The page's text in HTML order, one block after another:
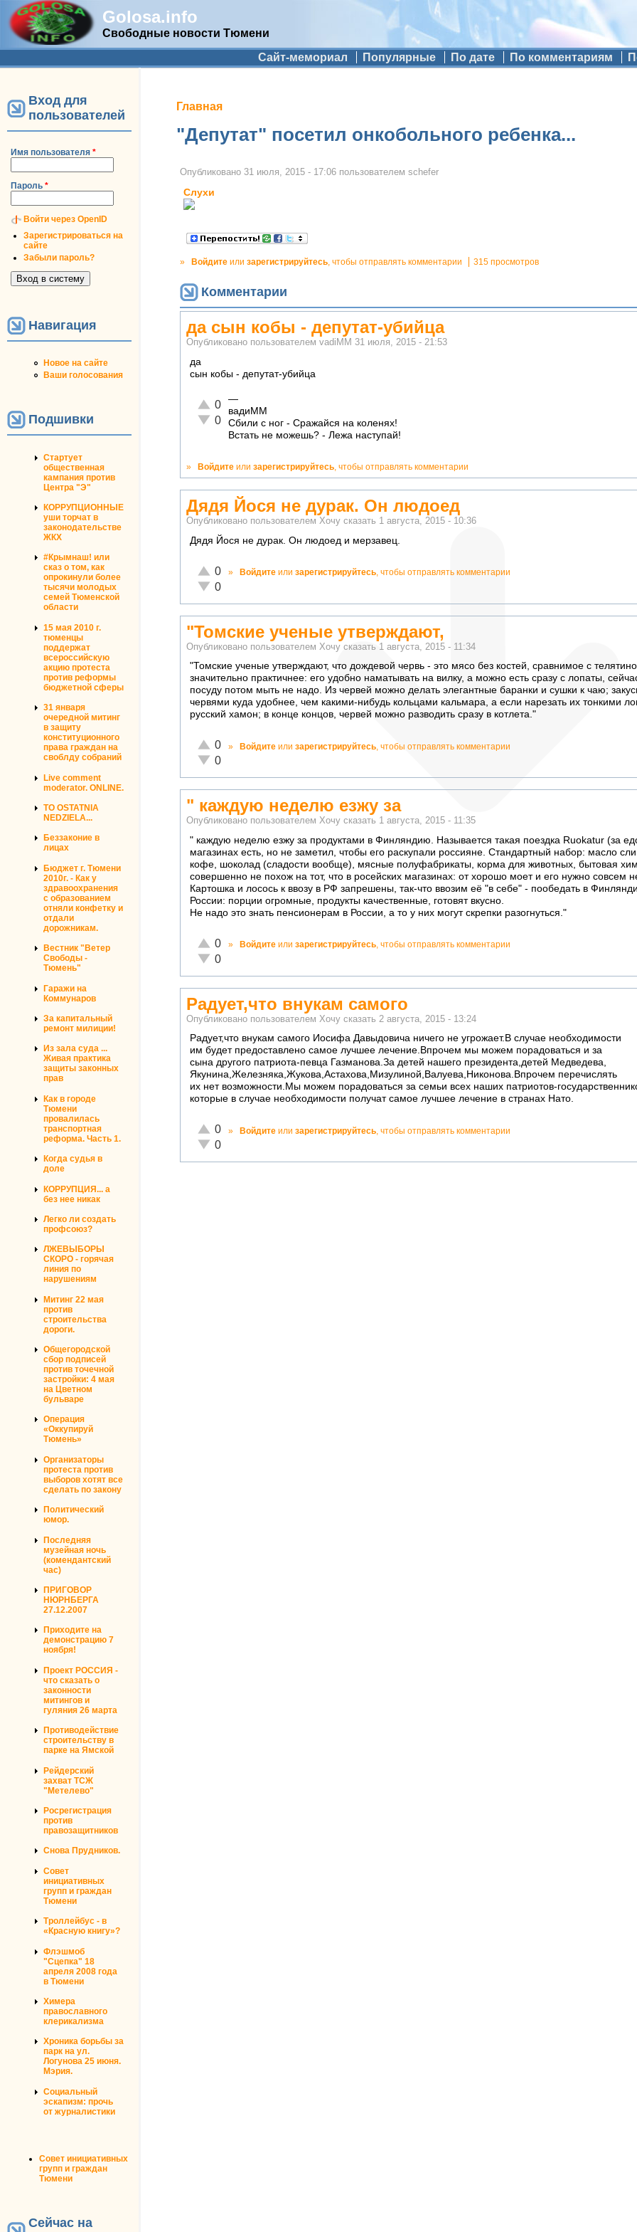
Golosa.info
Свободные новости Тюмени
Дополнительное меню Сайт-мемориал Популярные По дате По комментариям
Вход для
пользователей
Имя пользователя *
Пароль *
Войти через OpenID
Зарегистрироваться на
сайте
Забыли пароль?
Навигация
Новое на сайте
Ваши голосования
Подшивки
Стартует
общественная
кампания против
Центра "Э"
КОРРУПЦИОННЫЕ
уши торчат в
законодательстве
ЖКХ
#Крымнаш! или
сказ о том, как
опрокинули более
тысячи молодых
семей Тюменской
области
15 мая 2010 г.
тюменцы
поддержат
всероссийскую
акцию протеста
против реформы
бюджетной сферы
31 января
очередной митинг
в защиту
конституционного
права граждан на
своблду собраний
Live comment
moderator. ONLINE.
TO OSTATNIA
NEDZIELA...
Беззаконие в
лицах
Бюджет г. Тюмени
2010г. - Как у
здравоохранения
с образованием
отняли конфетку и
отдали
дорожникам.
Вестник "Ветер
Свободы -
Тюмень"
Гаражи на
Коммунаров
За капитальный
ремонт милиции!
Из зала суда ...
Живая практика
защиты законных
прав
Как в городе
Тюмени
провалилась
транспортная
реформа. Часть 1.
Когда судья в
доле
КОРРУПЦИЯ... а
без нее никак
Легко ли создать
профсоюз?
ЛЖЕВЫБОРЫ
СКОРО - горячая
линия по
нарушениям
Митинг 22 мая
против
строительства
дороги.
Общегородской
сбор подписей
против точечной
застройки: 4 мая
на Цветном
бульваре
Операция
«Оккупируй
Тюмень»
Организаторы
протеста против
выборов хотят все
сделать по закону
Политический
юмор.
Последняя
музейная ночь
(комендантский
час)
ПРИГОВОР
НЮРНБЕРГА
27.12.2007
Приходите на
демонстрацию 7
ноября!
Проект РОССИЯ -
что сказать о
законности
митингов и
гуляния 26 марта
Противодействие
строительству в
парке на Ямской
Рейдерский
захват ТСЖ
"Метелево"
Росрегистрация
против
правозащитников
Снова Прудников.
Совет
инициативных
групп и граждан
Тюмени
Троллейбус - в
«Красную книгу»?
Флэшмоб
"Сцепка" 18
апреля 2008 года
в Тюмени
Химера
православного
клерикализма
Хроника борьбы за
парк на ул.
Логунова 25 июня.
Мэрия.
Социальный
эскапизм: прочь
от журналистики
Совет инициативных
групп и граждан
Тюмени
Сейчас на
Вы здесь
Главная
"Депутат" посетил онкобольного ребенка...
Опубликовано 31 июля, 2015 - 17:06 пользователем schefer
Слухи
» Войдите или зарегистрируйтесь , чтобы отправлять комментарии 315 просмотров
Комментарии
да сын кобы - депутат-убийца
Опубликовано пользователем vadiMM 31 июля, 2015 - 21:53
да
сын кобы - депутат-убийца
Отлично!
0
Неадекватно!
0
—
вадиММ
Сбили с ног - Сражайся на коленях!
Встать не можешь? - Лежа наступай!
» Войдите или зарегистрируйтесь, чтобы отправлять комментарии
Дядя Йося не дурак. Он людоед
Опубликовано пользователем Хочу сказать 1 августа, 2015 - 10:36
Дядя Йося не дурак. Он людоед и мерзавец.
Отлично!
0
Неадекватно!
0
» Войдите или зарегистрируйтесь, чтобы отправлять комментарии
"Томские ученые утверждают,
Опубликовано пользователем Хочу сказать 1 августа, 2015 - 11:34
"Томские ученые утверждают, что дождевой червь - это мясо без костей, сравнимое с
значительно практичнее: его удобно наматывать на вилку, а можно есть сразу с лопаты,
посуду потом мыть не надо. Из червей можно делать элегантные баранки и сушки к чаю;
червями куда удобнее, чем какими-нибудь кольцами кальмара, а если нарезать их тонкими
русский хамон; в конце концов, червей можно разводить сразу в котлета."
Отлично!
0
Неадекватно!
0
» Войдите или зарегистрируйтесь, чтобы отправлять комментарии
" каждую неделю езжу за
Опубликовано пользователем Хочу сказать 1 августа, 2015 - 11:35
" каждую неделю езжу за продуктами в Финляндию. Называется такая поездка Ruokatur (за
магазинах есть, но не заметил, чтобы его раскупали россияне. Стандартный набор: масло
кофе, шоколад (сладости вообще), мясные полуфабрикаты, корма для животных, бытовая
совершенно не похож на тот, что в росейских магазинах: от хорошо моет и его нужно совсем
Картошка и лосось к ввозу в РФ запрешены, так-что ввозим её "в себе" - пообедать в
России: порции огромные, продукты качественные, готовят вкусно.
Не надо это знать пенсионерам в России, а то у них могут скрепки разогнуться."
Отлично!
0
Неадекватно!
0
» Войдите или зарегистрируйтесь, чтобы отправлять комментарии
Радует,что внукам самого
Опубликовано пользователем Хочу сказать 2 августа, 2015 - 13:24
Радует,что внукам самого Иосифа Давыдовича ничего не угрожает.В случае необходимости
им будет предоставлено самое лучшее лечение.Впрочем мы можем порадоваться и за
сына другого патриота-певца Газманова.За детей нашего президента,детей Медведева,
Якунина,Железняка,Жукова,Астахова,Мизулиной,Валуева,Никонова.Впрочем перечислять
их нет возможности.Мы можем порадоваться за семьи всех наших патриотов-
которые в случае необходимости получат самое лучшее лечение в странах Нато.
Отлично!
0
Неадекватно!
0
» Войдите или зарегистрируйтесь , чтобы отправлять комментарии